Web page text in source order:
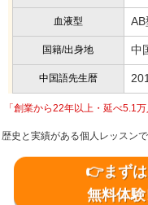
血液型 AB
国籍/出身地 中
中国語先生暦
「創業から22年以上・延べ5.1
歴史と実績がある個人レッスン
👉まず
無料体